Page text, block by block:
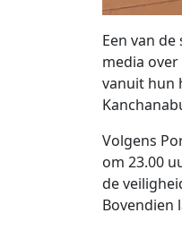
Een van
media
vanuit hun
Volgens
om 23.00
de
Bovendien